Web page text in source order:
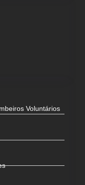
Voluntários